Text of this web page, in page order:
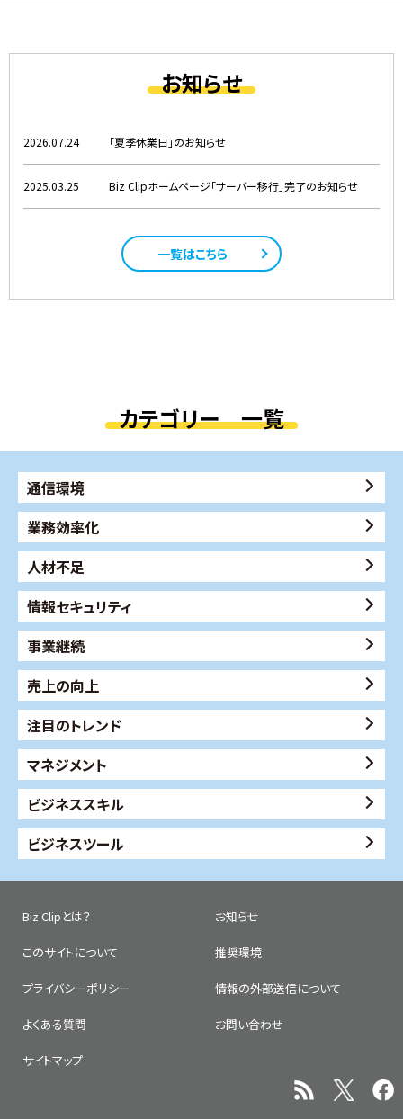
お知らせ
2026.07.24 「夏季休業日」のお知らせ
2025.03.25 Biz Clipホームページ「サーバー移行」完了のお知らせ
一覧はこちら
カテゴリー 一覧
通信環境
業務効率化
人材不足
情報セキュリティ
事業継続
売上の向上
注目のトレンド
マネジメント
ビジネススキル
ビジネスツール
Biz Clipとは？ お知らせ
このサイトについて 推奨環境
プライバシーポリシー 情報の外部送信について
よくある質問 お問い合わせ
サイトマップ